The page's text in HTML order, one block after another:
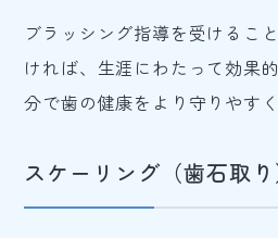
ブラッシング指導を受けるこ
ければ、生涯にわたって効果
分で歯の健康をより守りやすく
スケーリング（歯石取り